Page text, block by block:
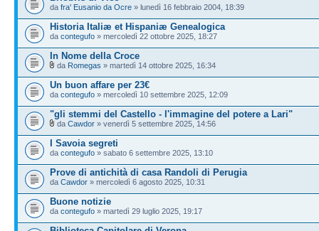
da fra' Eusanio da Ocre » lunedì 16 febbraio 2004, 18:39
Historia Italiæ et Hispaniæ Genealogica
da contegufo » mercoledì 22 ottobre 2025, 18:27
In Nome della Croce
da Romegas » martedì 14 ottobre 2025, 16:34
Un buon affare per 23€
da contegufo » mercoledì 10 settembre 2025, 12:09
"gli stemmi del Castello - l'immagine del potere a Lari"
da Cawdor » venerdì 5 settembre 2025, 14:56
I Savoia segreti
da contegufo » sabato 6 settembre 2025, 13:10
Prove di antichità di casa Randoli di Perugia
da Cawdor » mercoledì 6 agosto 2025, 10:31
Buone notizie
da contegufo » martedì 29 luglio 2025, 19:17